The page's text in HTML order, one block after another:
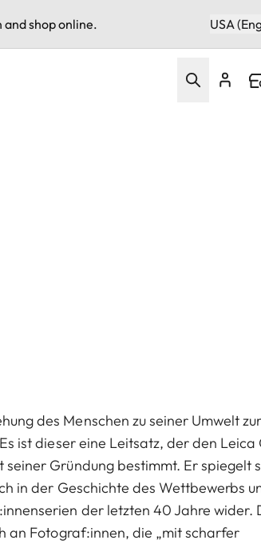
shop online. USA
des Menschen zu seiner Umwelt
ist dieser eine Leitsatz, der den
seiner Gründung bestimmt. Er spiegelt
in der Geschichte des Wettbewerbs
der letzten 40 Jahre wider.
an Fotograf:innen, die „mit scharfer